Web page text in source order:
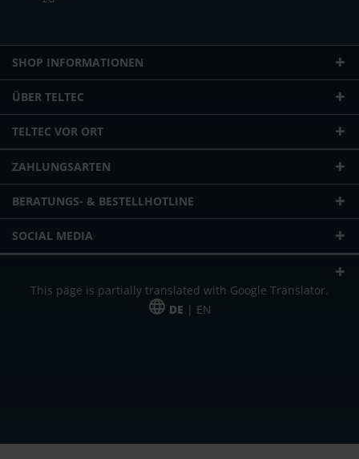
SHOP INFORMATIONEN
ÜBER TELTEC
TELTEC VOR ORT
ZAHLUNGSARTEN
BERATUNGS- & BESTELLHOTLINE
SOCIAL MEDIA
This page is partially translated with Google Translator.
DE | EN